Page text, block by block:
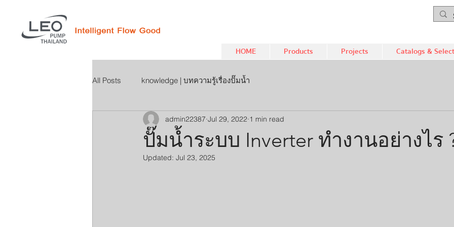
HOME Products Projects Catalogs &
All Posts knowledge | บทความรู้เรื่องปั๊มน้ำ
ปั๊มน้ำระบบ Inverter ทำงานอย่างไร
admin22387 Jul 29, 2022 1 min read
Updated: Jul 23, 2025